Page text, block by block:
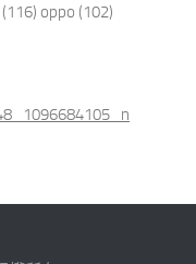
(116) oppo (102)